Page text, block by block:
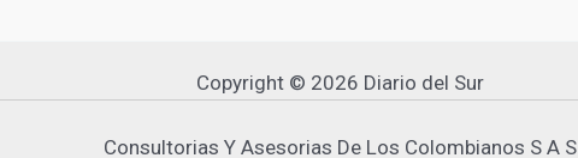
Copyright © 2026 Diario del Sur
Consultorias Y Asesorias De Los Colombianos S A S